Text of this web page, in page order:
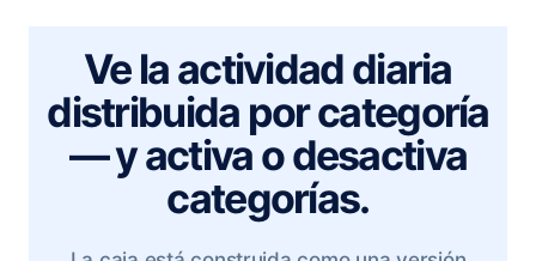
Ve la actividad diaria
distribuida por categoría
— y activa o desactiva
categorías.